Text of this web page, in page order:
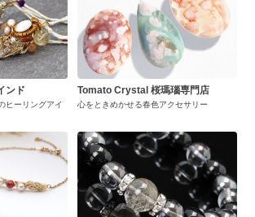
ンド
ヒーリングアイ
Tomato Crystal 桜瑪瑙専門店
心をときめかせる春色アクセサリー